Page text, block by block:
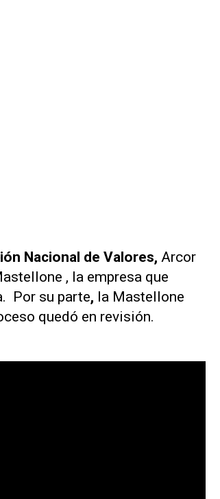
Nacional de Valores, Arcor
, la empresa que
Por su parte, la Mastellone
quedó en revisión.